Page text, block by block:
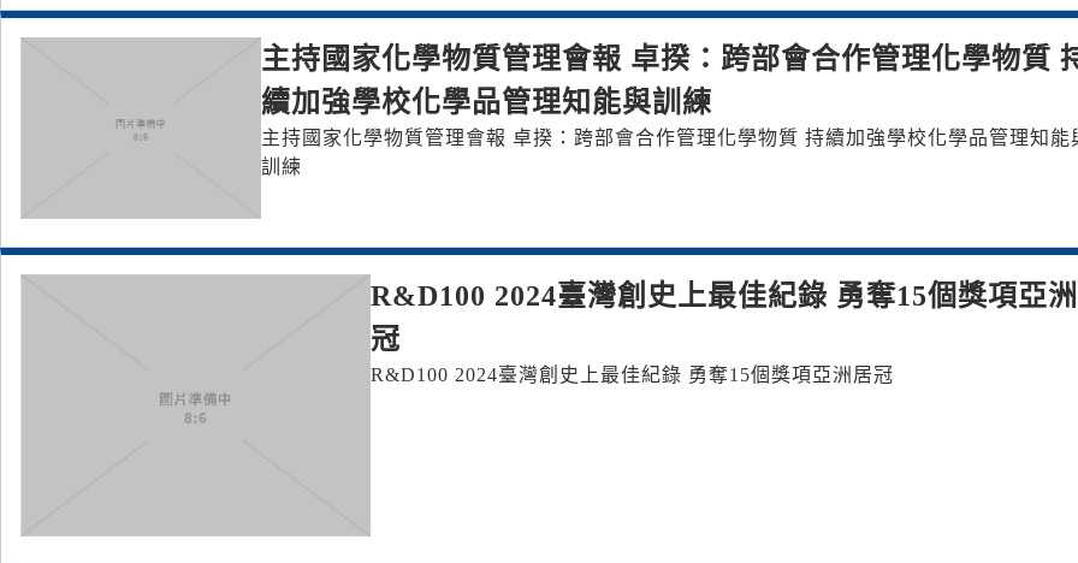
主持國家化學物質管理會報 卓揆：跨部會合作管理化學物質
續加強學校化學品管理知能與訓練
主持國家化學物質管理會報 卓揆：跨部會合作管理化學物質 持續加強學校化學品管理知能
訓練
R&D100 2024臺灣創史上最佳紀錄 勇奪15個獎項亞
冠
R&D100 2024臺灣創史上最佳紀錄 勇奪15個獎項亞洲居冠